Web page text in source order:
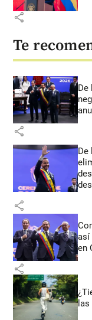
share
Te
share
share
así
en
share